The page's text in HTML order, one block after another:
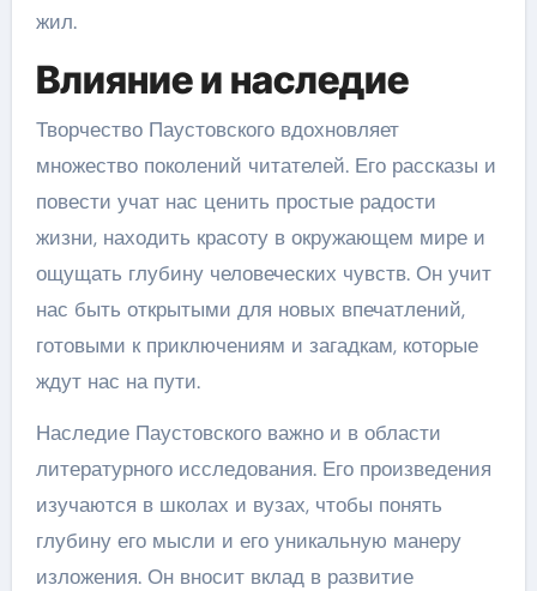
жил.
Влияние и наследие
Творчество Паустовского вдохновляет
множество поколений читателей. Его рассказы и
повести учат нас ценить простые радости
жизни, находить красоту в окружающем мире и
ощущать глубину человеческих чувств. Он учит
нас быть открытыми для новых впечатлений,
готовыми к приключениям и загадкам, которые
ждут нас на пути.
Наследие Паустовского важно и в области
литературного исследования. Его произведения
изучаются в школах и вузах, чтобы понять
глубину его мысли и его уникальную манеру
изложения. Он вносит вклад в развитие